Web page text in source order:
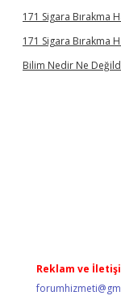
171 Sigara Bırakma
171 Sigara Bırakma
Bilim Nedir Ne
Reklam ve